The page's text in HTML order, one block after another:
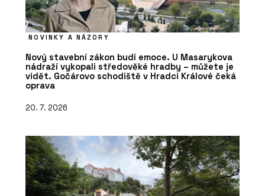
NOVINKY A NÁZORY
Nový stavební zákon budí emoce. U Masarykova
nádraží vykopali středověké hradby – můžete je
vidět. Gočárovo schodiště v Hradci Králové čeká
oprava
20. 7. 2026